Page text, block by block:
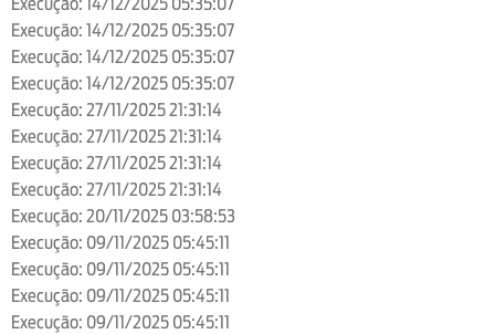
Execução: 14/12/2025 05:35:07
Execução: 14/12/2025 05:35:07
Execução: 14/12/2025 05:35:07
Execução: 27/11/2025 21:31:14
Execução: 27/11/2025 21:31:14
Execução: 27/11/2025 21:31:14
Execução: 27/11/2025 21:31:14
Execução: 20/11/2025 03:58:53
Execução: 09/11/2025 05:45:11
Execução: 09/11/2025 05:45:11
Execução: 09/11/2025 05:45:11
Execução: 09/11/2025 05:45:11